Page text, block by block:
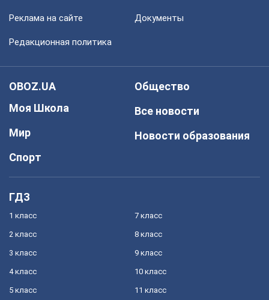
Реклама на сайте Документы
Редакционная политика
OBOZ.UA
Моя Школа
Мир
Спорт
Общество
Все новости
Новости образования
ГДЗ
1 класс
2 класс
3 класс
4 класс
5 класс
7 класс
8 класс
9 класс
10 класс
11 класс